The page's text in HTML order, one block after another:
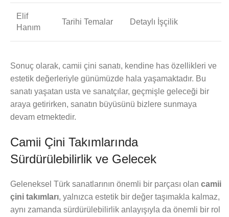
Elif
Hanım
Tarihi Temalar Detaylı İşçilik
Sonuç olarak, camii çini sanatı, kendine has özellikleri ve
estetik değerleriyle günümüzde hala yaşamaktadır. Bu
sanatı yaşatan usta ve sanatçılar, geçmişle geleceği bir
araya getirirken, sanatın büyüsünü bizlere sunmaya
devam etmektedir.
Camii Çini Takımlarında
Sürdürülebilirlik ve Gelecek
Geleneksel Türk sanatlarının önemli bir parçası olan camii
çini takımları, yalnızca estetik bir değer taşımakla kalmaz,
aynı zamanda sürdürülebilirlik anlayışıyla da önemli bir rol